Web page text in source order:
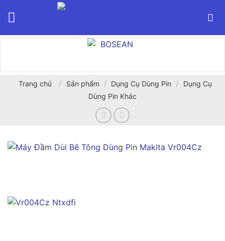
Trang chủ / Sản phẩm / Dụng Cụ Dùng Pin /
Dụng Cụ
Dùng Pin Khác